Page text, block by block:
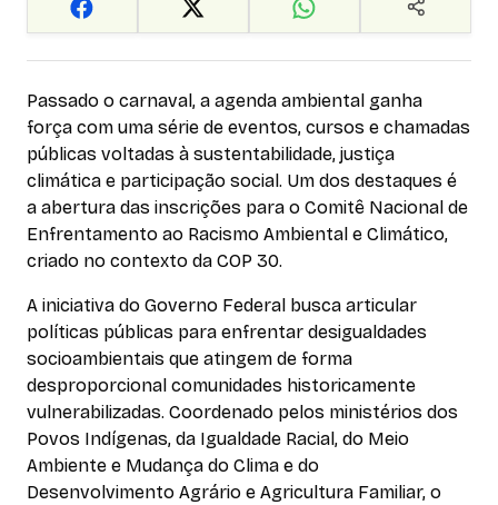
Passado o carnaval, a agenda ambiental ganha
força com uma série de eventos, cursos e chamadas
públicas voltadas à sustentabilidade, justiça
climática e participação social. Um dos destaques é
a abertura das inscrições para o Comitê Nacional de
Enfrentamento ao Racismo Ambiental e Climático,
criado no contexto da COP 30.
A iniciativa do Governo Federal busca articular
políticas públicas para enfrentar desigualdades
socioambientais que atingem de forma
desproporcional comunidades historicamente
vulnerabilizadas. Coordenado pelos ministérios dos
Povos Indígenas, da Igualdade Racial, do Meio
Ambiente e Mudança do Clima e do
Desenvolvimento Agrário e Agricultura Familiar, o